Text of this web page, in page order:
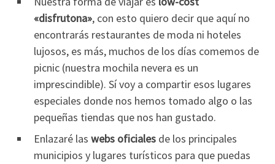
«disfrutona», con esto quiero decir que aquí no
encontrarás restaurantes de moda ni hoteles
lujosos, es más, muchos de los días comemos de
picnic (nuestra mochila nevera es un
imprescindible). Sí voy a compartir esos lugares
especiales donde nos hemos tomado algo o las
pequeñas tiendas que nos han gustado.
Enlazaré las webs oficiales de los principales
municipios y lugares turísticos para que puedas